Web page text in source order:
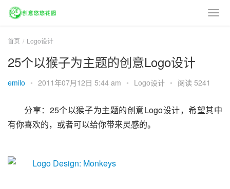
首页 Logo设计
25个以猴子为主题的创意Logo设计
emilo • 2011年07月12日 5:44 am • Logo设计 • 阅读 5241
分享：25个以猴子为主题的创意Logo设计，希望其中
有你喜欢的，或者可以给你带来灵感的。